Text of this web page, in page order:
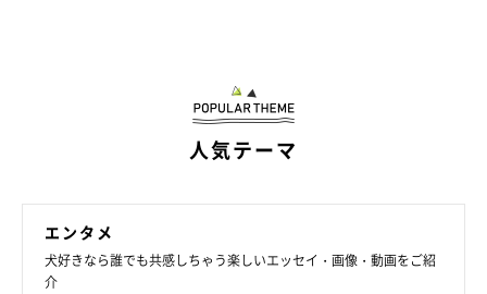
「フッ……( ´ー｀)」
人気テーマ
エンタメ
犬好きなら誰でも共感しちゃう楽しいエッセイ・画像・動画をご紹
介